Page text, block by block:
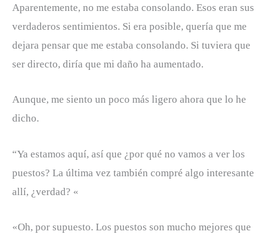
Aparentemente, no me estaba consolando. Esos eran sus
verdaderos sentimientos. Si era posible, quería que me
dejara pensar que me estaba consolando. Si tuviera que
ser directo, diría que mi daño ha aumentado.
Aunque, me siento un poco más ligero ahora que lo he
dicho.
“Ya estamos aquí, así que ¿por qué no vamos a ver los
puestos? La última vez también compré algo interesante
allí, ¿verdad? «
«Oh, por supuesto. Los puestos son mucho mejores que